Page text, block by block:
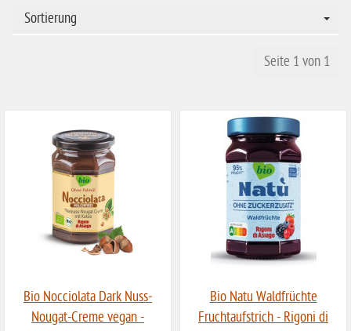
laktosefrei
ohne Haselnüsse
ohne Erdnüsse
eiweißarm / PKU
ohne Milch
Sortierung
Seite 1 von 1
Bio Nocciolata Dark Nuss-
Nougat-Creme vegan -
Bio Natu Waldfrüchte
Fruchtaufstrich - Rigoni di